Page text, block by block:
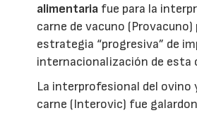
alimentaria fue para la
carne de vacuno (Provacuno)
estrategia “progresiva” de
internacionalización de esta
La interprofesional del ovino
carne (Interovic) fue